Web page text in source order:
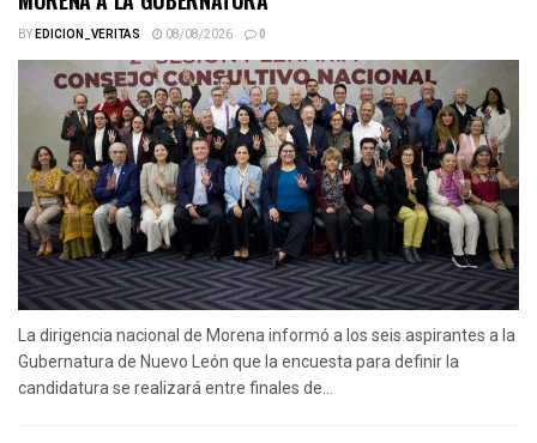
BYEDICION_VERITAS 08/08/2026 0
La dirigencia nacional de Morena informó a los seis aspirantes a la
Gubernatura de Nuevo León que la encuesta para definir la
candidatura se realizará entre finales de...